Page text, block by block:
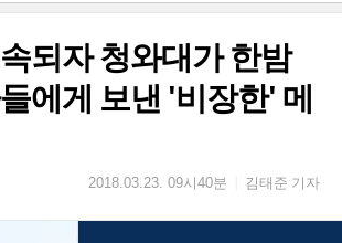
되자 청와대가 한밤
에게 보낸 '비장한' 메
2018.03.23. 09시40분 김태준 기자